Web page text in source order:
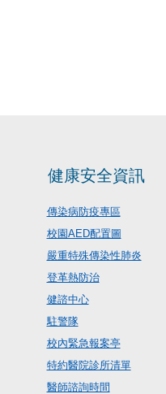
健康安全資訊
傳染病防疫專區
校園AED配置圖
嚴重特殊傳染性肺炎
登革熱防治
健諮中心
駐警隊
校內緊急報案亭
特約醫院診所清單
醫師諮詢時間